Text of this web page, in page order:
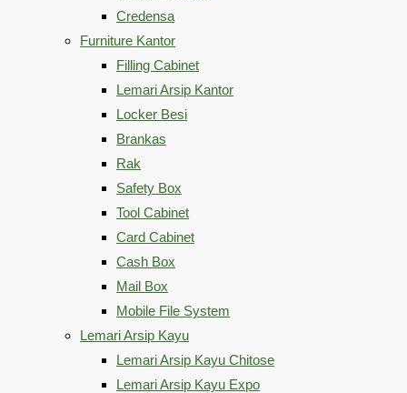
Credensa
Furniture Kantor
Filling Cabinet
Lemari Arsip Kantor
Locker Besi
Brankas
Rak
Safety Box
Tool Cabinet
Card Cabinet
Cash Box
Mail Box
Mobile File System
Lemari Arsip Kayu
Lemari Arsip Kayu Chitose
Lemari Arsip Kayu Expo